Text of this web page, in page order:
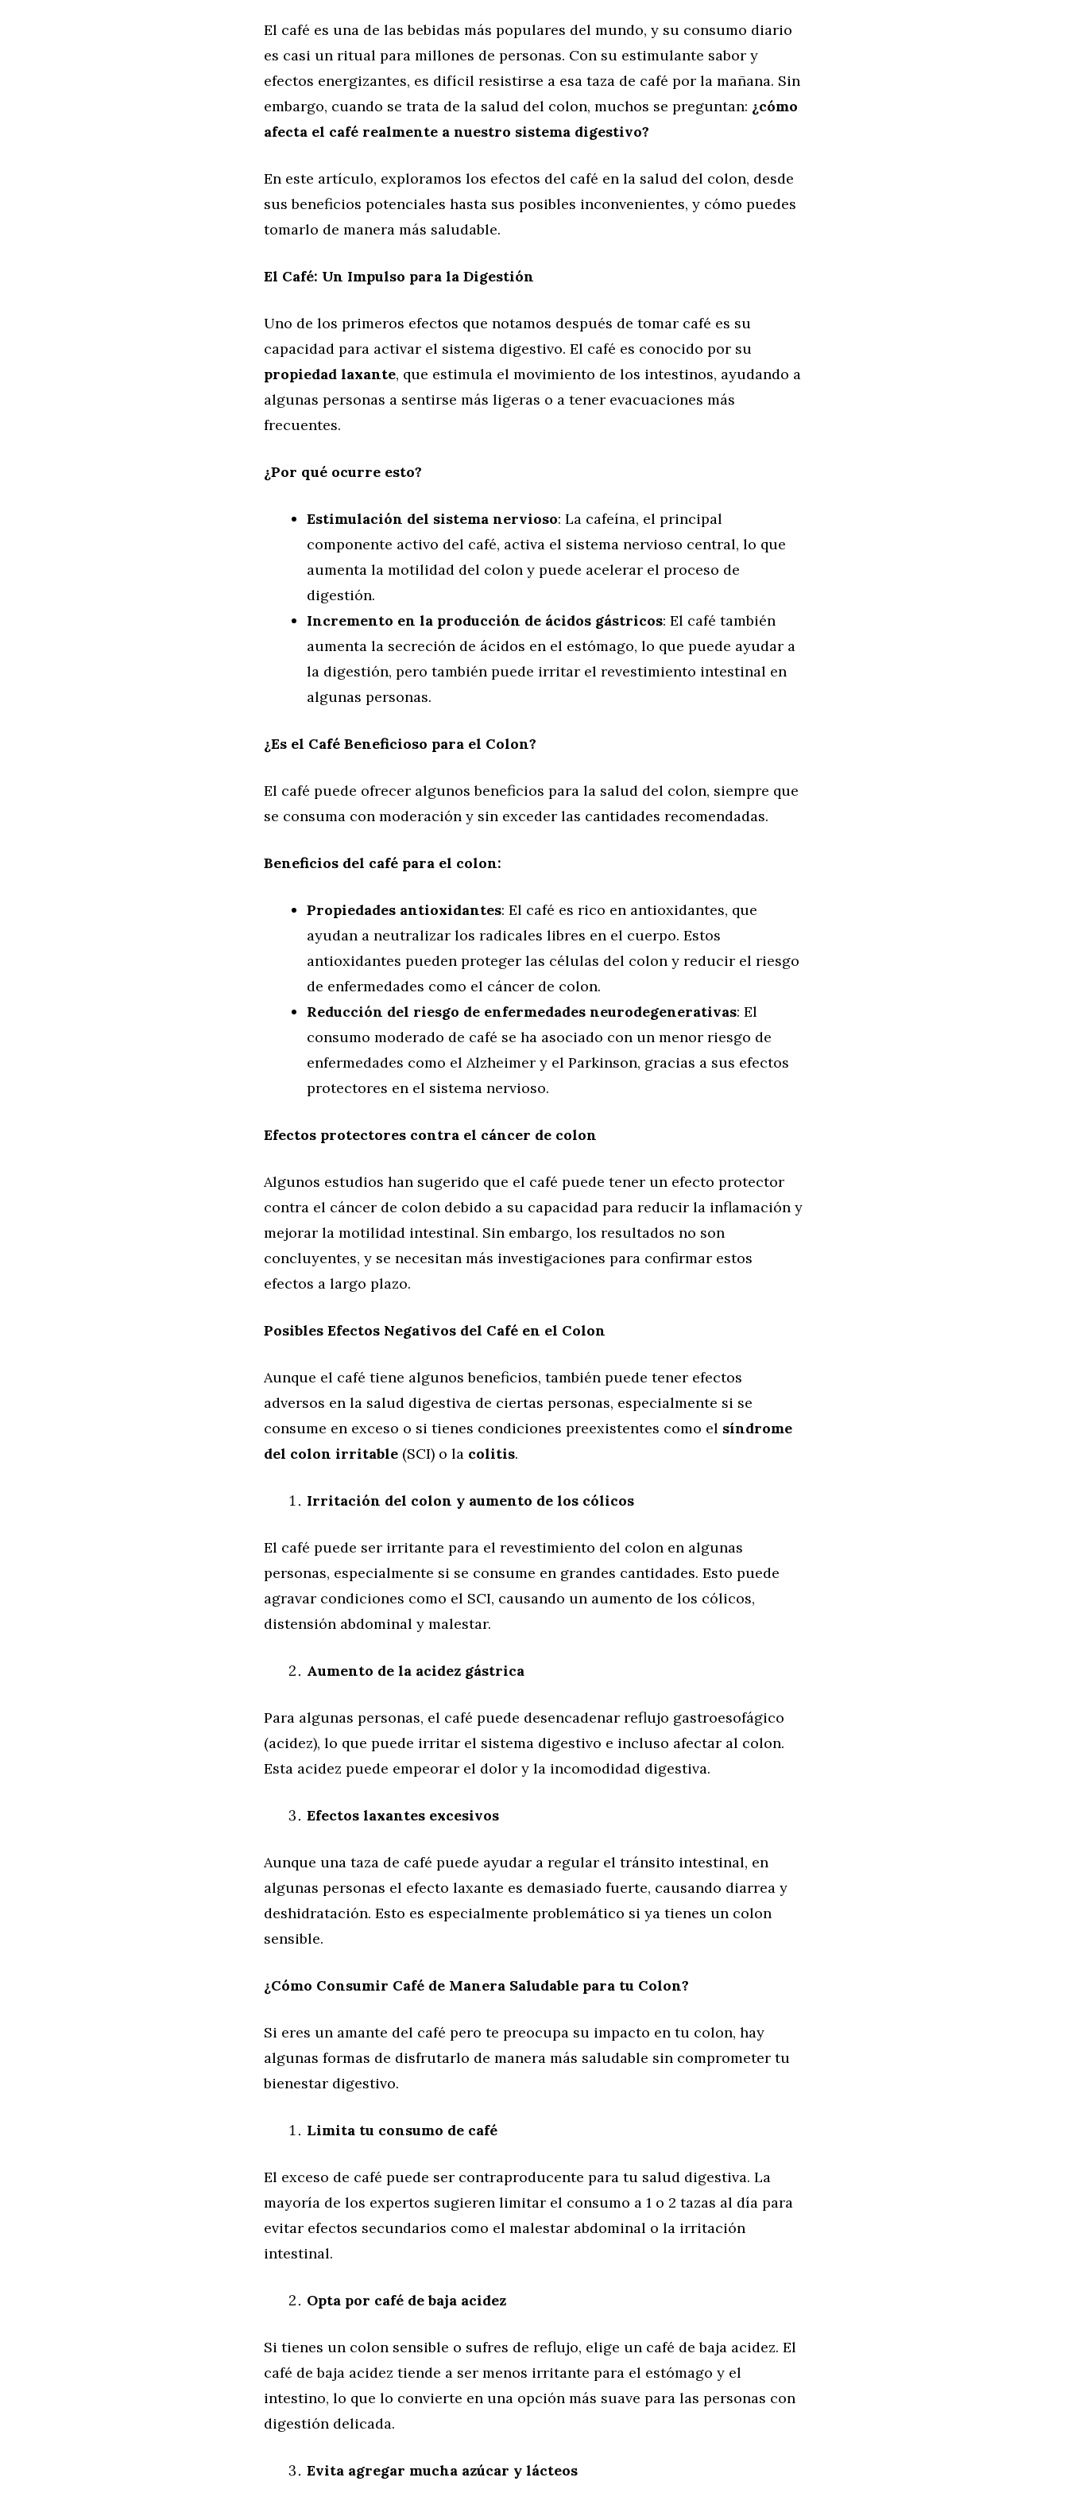
El café es una de las bebidas más populares del mundo, y su consumo diario
es casi un ritual para millones de personas. Con su estimulante sabor y
efectos energizantes, es difícil resistirse a esa taza de café por la mañana. Sin
embargo, cuando se trata de la salud del colon, muchos se preguntan: ¿cómo
afecta el café realmente a nuestro sistema digestivo?
En este artículo, exploramos los efectos del café en la salud del colon, desde
sus beneficios potenciales hasta sus posibles inconvenientes, y cómo puedes
tomarlo de manera más saludable.
El Café: Un Impulso para la Digestión
Uno de los primeros efectos que notamos después de tomar café es su
capacidad para activar el sistema digestivo. El café es conocido por su
propiedad laxante, que estimula el movimiento de los intestinos, ayudando a
algunas personas a sentirse más ligeras o a tener evacuaciones más
frecuentes.
¿Por qué ocurre esto?
Estimulación del sistema nervioso: La cafeína, el principal
componente activo del café, activa el sistema nervioso central, lo que
aumenta la motilidad del colon y puede acelerar el proceso de
digestión.
Incremento en la producción de ácidos gástricos: El café también
aumenta la secreción de ácidos en el estómago, lo que puede ayudar a
la digestión, pero también puede irritar el revestimiento intestinal en
algunas personas.
¿Es el Café Beneficioso para el Colon?
El café puede ofrecer algunos beneficios para la salud del colon, siempre que
se consuma con moderación y sin exceder las cantidades recomendadas.
Beneficios del café para el colon:
Propiedades antioxidantes: El café es rico en antioxidantes, que
ayudan a neutralizar los radicales libres en el cuerpo. Estos
antioxidantes pueden proteger las células del colon y reducir el riesgo
de enfermedades como el cáncer de colon.
Reducción del riesgo de enfermedades neurodegenerativas: El
consumo moderado de café se ha asociado con un menor riesgo de
enfermedades como el Alzheimer y el Parkinson, gracias a sus efectos
protectores en el sistema nervioso.
Efectos protectores contra el cáncer de colon
Algunos estudios han sugerido que el café puede tener un efecto protector
contra el cáncer de colon debido a su capacidad para reducir la inflamación y
mejorar la motilidad intestinal. Sin embargo, los resultados no son
concluyentes, y se necesitan más investigaciones para confirmar estos
efectos a largo plazo.
Posibles Efectos Negativos del Café en el Colon
Aunque el café tiene algunos beneficios, también puede tener efectos
adversos en la salud digestiva de ciertas personas, especialmente si se
consume en exceso o si tienes condiciones preexistentes como el síndrome
del colon irritable (SCI) o la colitis.
Irritación del colon y aumento de los cólicos
El café puede ser irritante para el revestimiento del colon en algunas
personas, especialmente si se consume en grandes cantidades. Esto puede
agravar condiciones como el SCI, causando un aumento de los cólicos,
distensión abdominal y malestar.
Aumento de la acidez gástrica
Para algunas personas, el café puede desencadenar reflujo gastroesofágico
(acidez), lo que puede irritar el sistema digestivo e incluso afectar al colon.
Esta acidez puede empeorar el dolor y la incomodidad digestiva.
Efectos laxantes excesivos
Aunque una taza de café puede ayudar a regular el tránsito intestinal, en
algunas personas el efecto laxante es demasiado fuerte, causando diarrea y
deshidratación. Esto es especialmente problemático si ya tienes un colon
sensible.
¿Cómo Consumir Café de Manera Saludable para tu Colon?
Si eres un amante del café pero te preocupa su impacto en tu colon, hay
algunas formas de disfrutarlo de manera más saludable sin comprometer tu
bienestar digestivo.
Limita tu consumo de café
El exceso de café puede ser contraproducente para tu salud digestiva. La
mayoría de los expertos sugieren limitar el consumo a 1 o 2 tazas al día para
evitar efectos secundarios como el malestar abdominal o la irritación
intestinal.
Opta por café de baja acidez
Si tienes un colon sensible o sufres de reflujo, elige un café de baja acidez. El
café de baja acidez tiende a ser menos irritante para el estómago y el
intestino, lo que lo convierte en una opción más suave para las personas con
digestión delicada.
Evita agregar mucha azúcar y lácteos